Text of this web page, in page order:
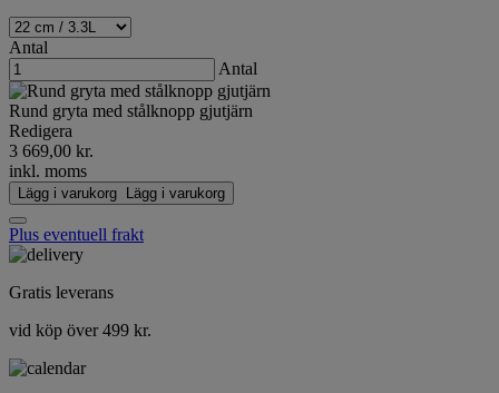
Antal
Antal
Rund gryta med stålknopp gjutjärn
Redigera
3 669,00 kr.
inkl. moms
Lägg i varukorg Lägg i varukorg
Plus eventuell frakt
Gratis leverans
vid köp över 499 kr.